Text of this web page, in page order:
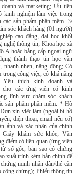
và marketing; Ưu tiên
kinh nghiệm làm việc trong
sản phẩm phần mềm. 3/
sóc khách hàng (01 người)
cao đẳng, đại học khối
nghệ thông tin; Khoa học xã
A hoặc bằng cấp ngoại ngữ
thành thạo tin học văn
nhanh nhẹn, năng động; Có
trong công việc, có khả năng
Yêu thích kinh doanh và
cho các ứng viên có kinh
lĩnh vực chăm sóc khách
sản phẩm phần mềm. * Hồ
xin việc làm (ngoài bì hồ
điện thoại, email nếu có)
ảnh và xác nhận của chính
Giấy khám sức khỏe; Văn
điểm có liên quan (ứng viên
sổ gốc, bản sao có chứng
xuất trình kèm bản chính để
minh nhân dân/thẻ căn
công chứng); Phiếu thông tin